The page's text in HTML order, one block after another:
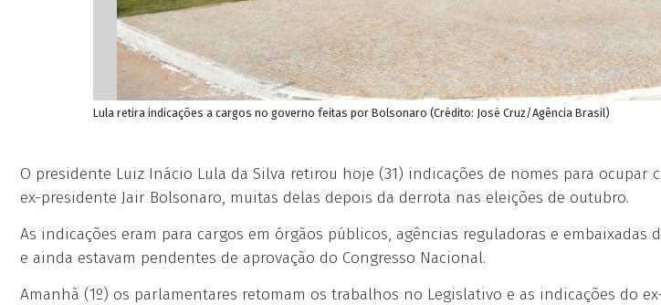
Lula retira indicações a cargos no governo feitas por Bolsonaro (Crédito: José Cruz/Agência Brasil)
O presidente Luiz Inácio Lula da Silva retirou hoje (31) indicações de nomes para ocupar
ex-presidente Jair Bolsonaro, muitas delas depois da derrota nas eleições de outubro.
As indicações eram para cargos em órgãos públicos, agências reguladoras e embaixadas
e ainda estavam pendentes de aprovação do Congresso Nacional.
Amanhã (1º) os parlamentares retomam os trabalhos no Legislativo e as indicações do